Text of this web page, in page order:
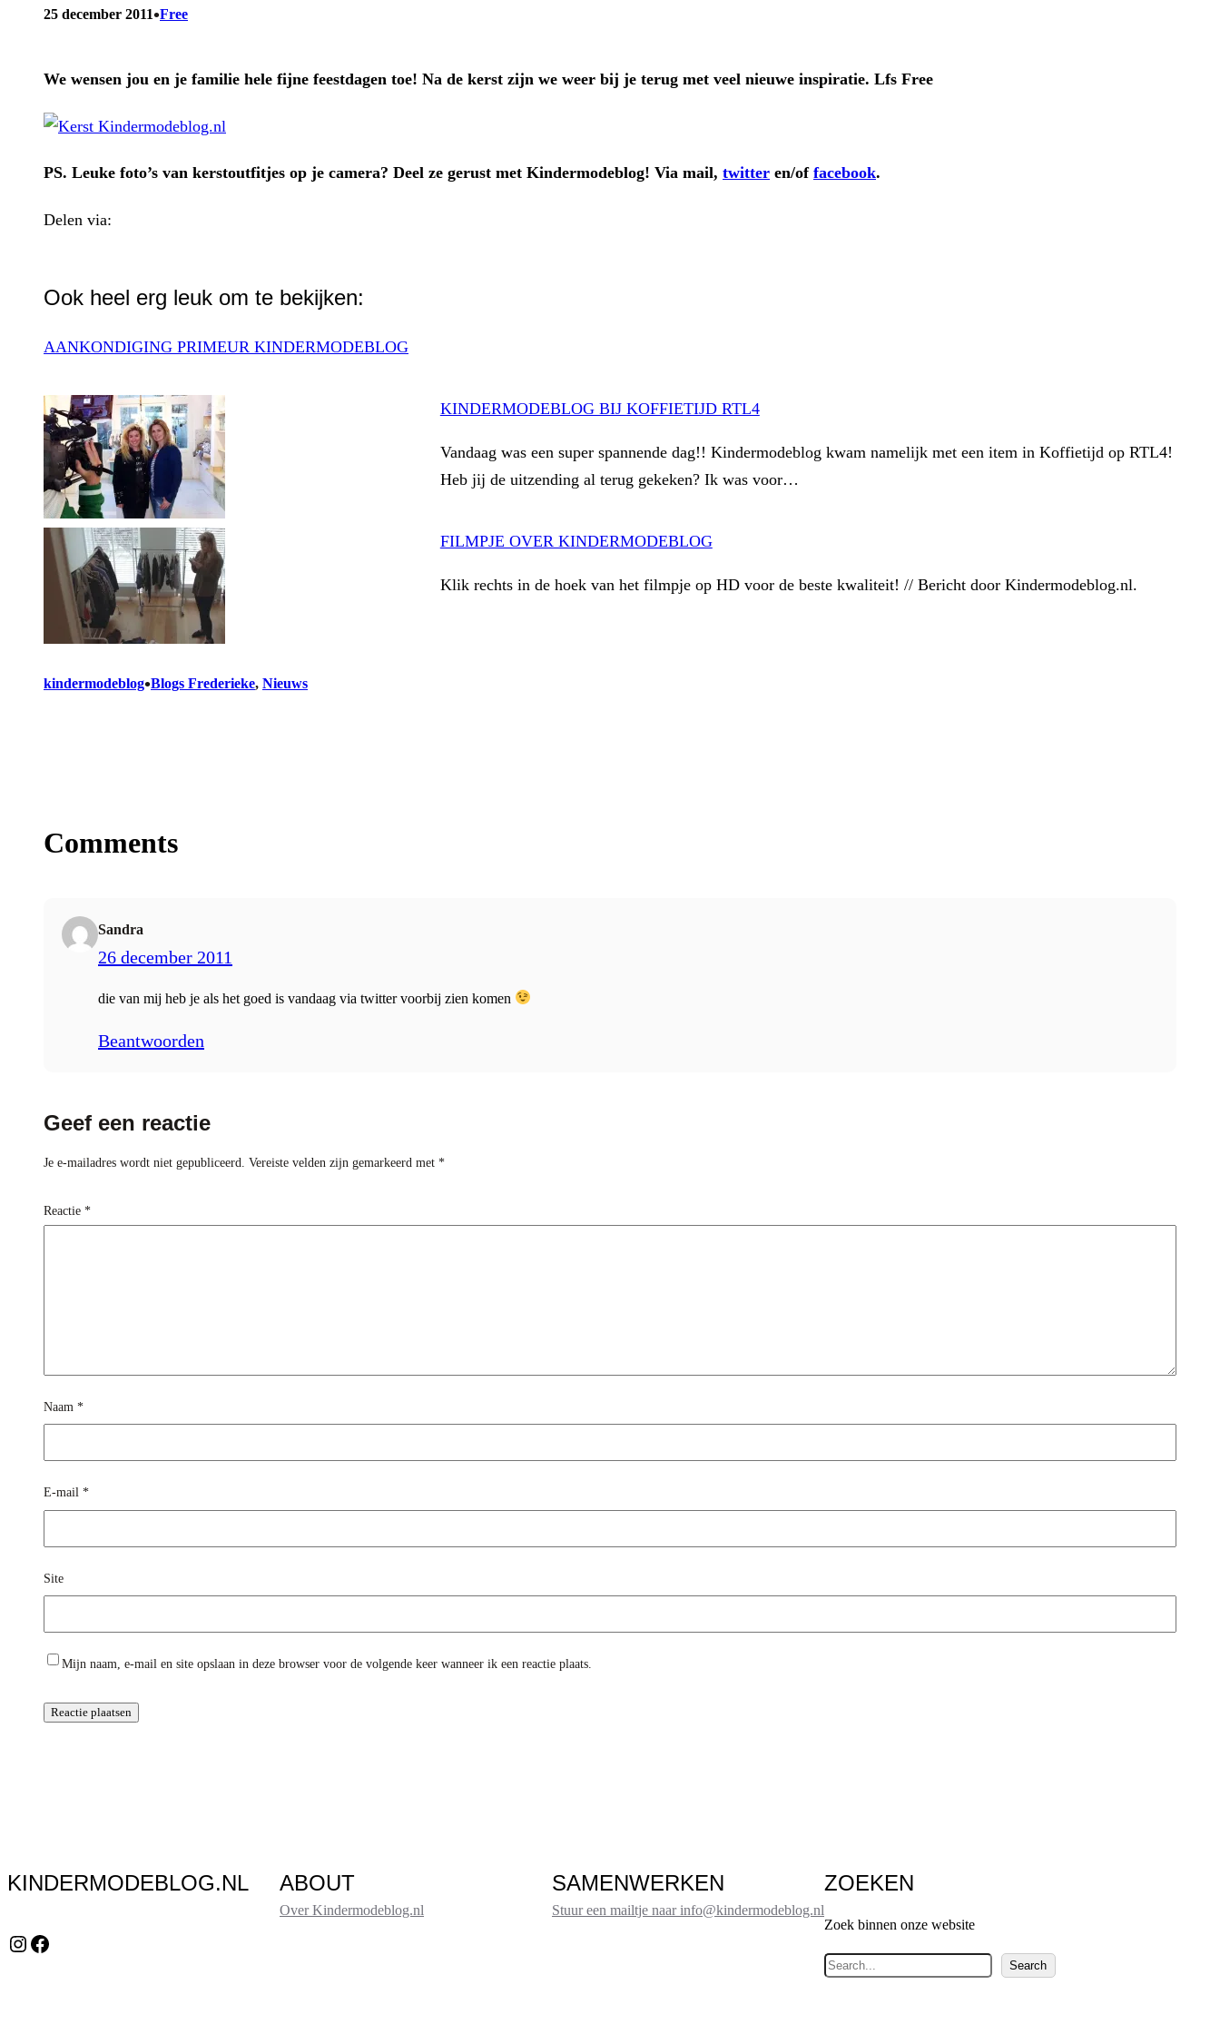
25 december 2011•Free
We wensen jou en je familie hele fijne feestdagen toe! Na de kerst zijn we weer bij je terug met veel nieuwe inspiratie. Lfs Free
PS. Leuke foto’s van kerstoutfitjes op je camera? Deel ze gerust met Kindermodeblog! Via mail, twitter en/of facebook.
Delen via:
Ook heel erg leuk om te bekijken:
AANKONDIGING PRIMEUR KINDERMODEBLOG
KINDERMODEBLOG BIJ KOFFIETIJD RTL4
Vandaag was een super spannende dag!! Kindermodeblog kwam namelijk met een item in Koffietijd op RTL4!
Heb jij de uitzending al terug gekeken? Ik was voor…
FILMPJE OVER KINDERMODEBLOG
Klik rechts in de hoek van het filmpje op HD voor de beste kwaliteit! // Bericht door Kindermodeblog.nl.
kindermodeblog•Blogs Frederieke, Nieuws
Comments
Sandra
26 december 2011
die van mij heb je als het goed is vandaag via twitter voorbij zien komen
Beantwoorden
Geef een reactie
Je e-mailadres wordt niet gepubliceerd. Vereiste velden zijn gemarkeerd met *
Reactie *
Naam *
E-mail *
Site
Mijn naam, e-mail en site opslaan in deze browser voor de volgende keer wanneer ik een reactie plaats.
KINDERMODEBLOG.NL
Instagram Facebook
ABOUT
Over Kindermodeblog.nl
SAMENWERKEN
Stuur een mailtje naar info@kindermodeblog.nl
ZOEKEN
Zoek binnen onze website
Z
Search